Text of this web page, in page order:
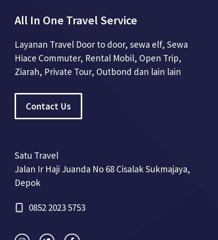
All In One Travel Service
Layanan Travel Door to door, sewa elf, Sewa
Hiace Commuter, Rental Mobil, Open Trip,
Ziarah, Private Tour, Outbond dan lain lain
Contact Us
Satu Travel
Jalan Ir Haji Juanda No 68 Cisalak Sukmajaya,
Depok
0852 2023 5753